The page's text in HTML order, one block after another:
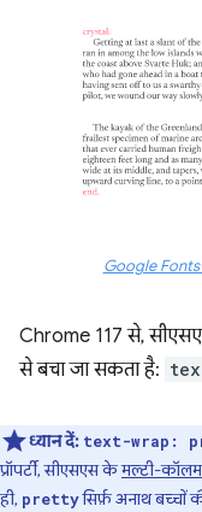
Google
Chrome 117 से,
से बचा जा सकता है:
ध्यान दें: text-wrap:
प्रॉपर्टी, सीएसएस केमल्टी-
ही, prettyसिर्फ़ अनाथ बच्चों